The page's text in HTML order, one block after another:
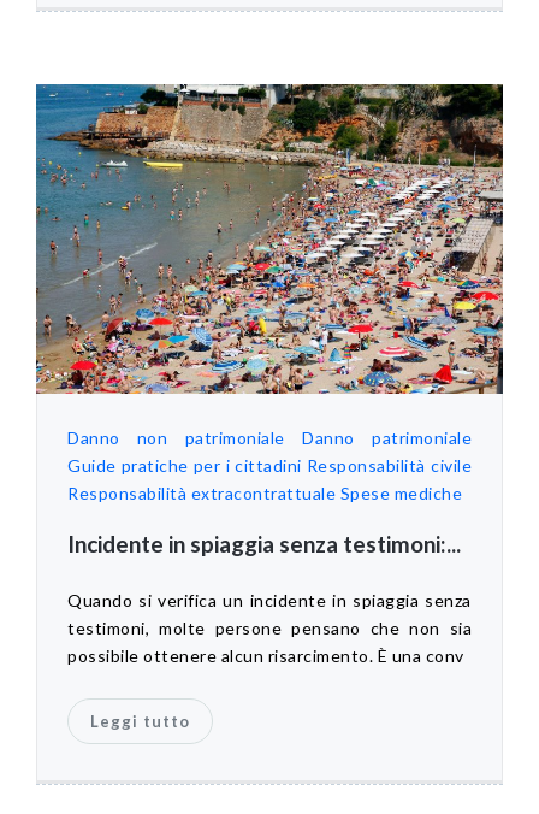
Danno non patrimoniale
Danno patrimoniale
Guide pratiche per i cittadini Responsabilità civile
Responsabilità extracontrattuale Spese mediche
Incidente in spiaggia senza testimoni:...
Quando si verifica un incidente in spiaggia senza
testimoni, molte persone pensano che non sia
possibile ottenere alcun risarcimento. È una conv
Leggi tutto